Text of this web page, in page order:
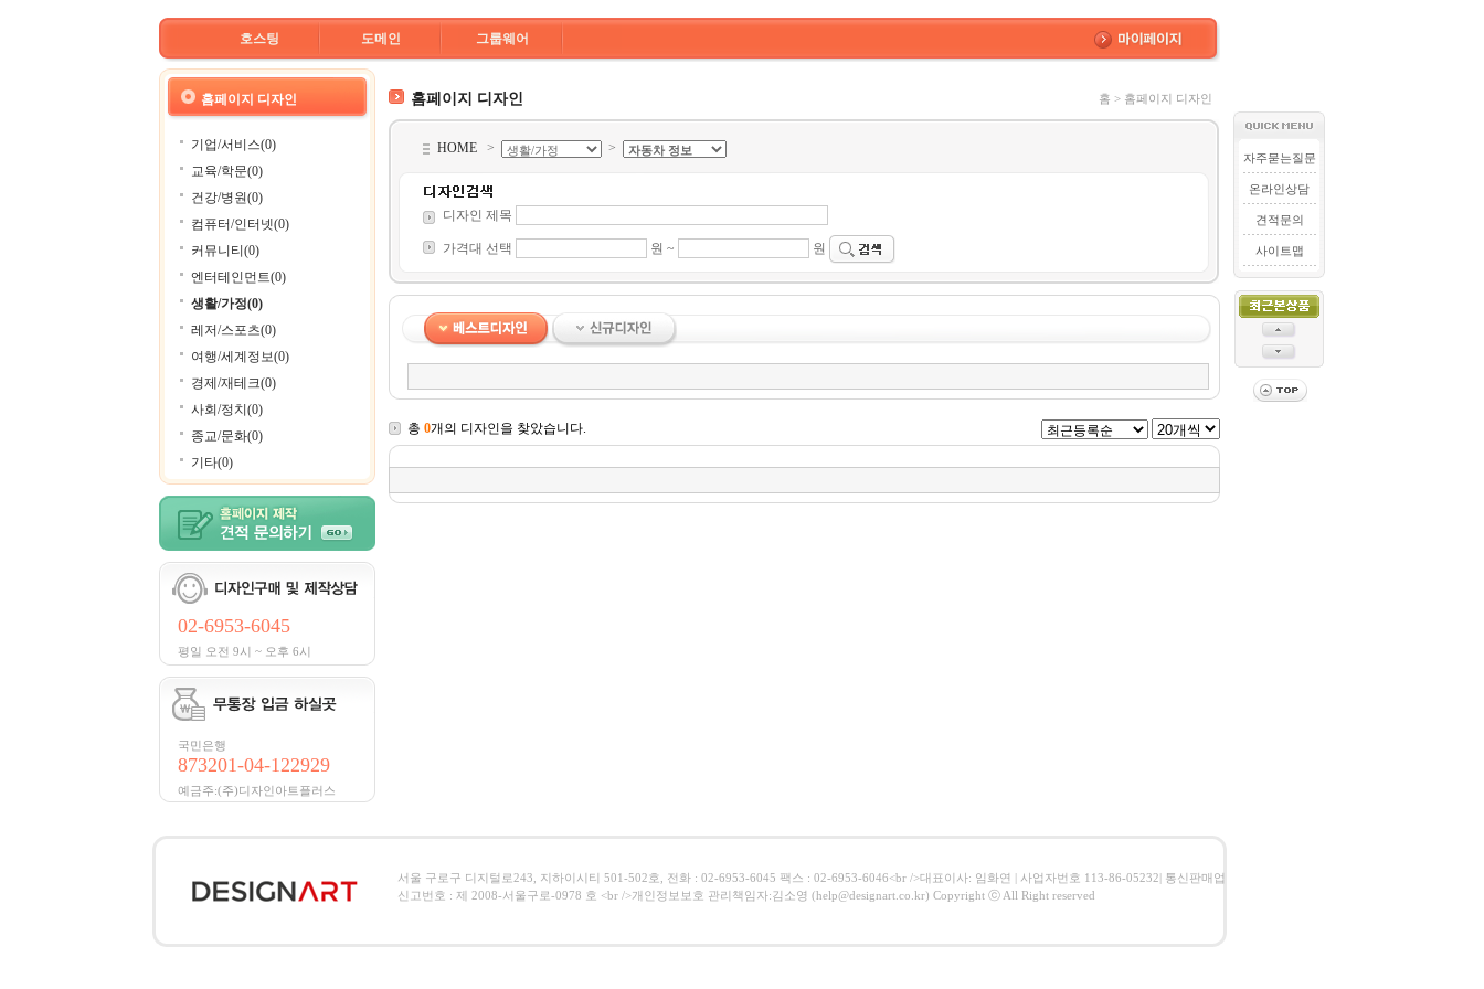
호스팅 도메인 그룹웨어
홈페이지 디자인
기업/서비스(0)
교육/학문(0)
건강/병원(0)
컴퓨터/인터넷(0)
커뮤니티(0)
엔터테인먼트(0)
생활/가정(0)
레저/스포츠(0)
여행/세계정보(0)
경제/재테크(0)
사회/정치(0)
종교/문화(0)
기타(0)
02-6953-6045
평일 오전 9시 ~ 오후 6시
국민은행
873201-04-122929
예금주:(주)디자인아트플러스
홈페이지 디자인 홈 > 홈페이지 디자인
HOME > >
디자인 제목
가격대 선택 원 ~ 원
총 0개의 디자인을 찾았습니다.
자주묻는질문
온라인상담
견적문의
사이트맵
서울 구로구 디지털로243, 지하이시티 501-502호, 전화 : 02-6953-6045 팩스 : 02-6953-6046<br />대표이사: 임화연 | 사업자번호 113-86-05232| 통신판매업
신고번호 : 제 2008-서울구로-0978 호 <br />개인정보보호 관리책임자:김소영 (help@designart.co.kr) Copyright ⓒ All Right reserved